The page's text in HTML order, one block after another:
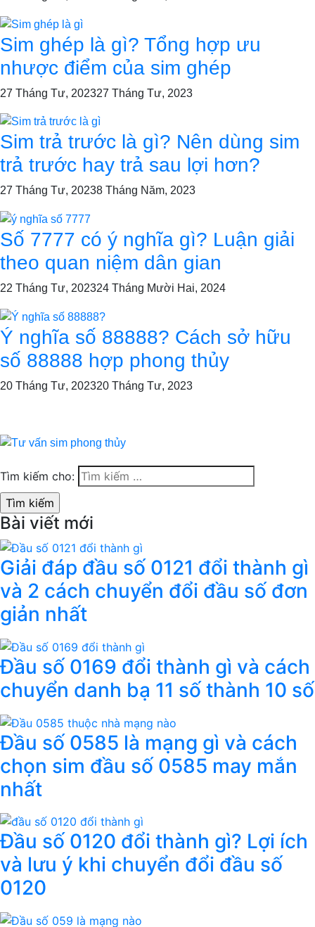
Sim ghép là gì? Tổng hợp ưu
nhược điểm của sim ghép
27 Tháng Tư, 202327 Tháng Tư, 2023
Sim trả trước là gì? Nên dùng sim
trả trước hay trả sau lợi hơn?
27 Tháng Tư, 20238 Tháng Năm, 2023
Số 7777 có ý nghĩa gì? Luận giải
theo quan niệm dân gian
22 Tháng Tư, 202324 Tháng Mười Hai, 2024
Ý nghĩa số 88888? Cách sở hữu
số 88888 hợp phong thủy
20 Tháng Tư, 202320 Tháng Tư, 2023
Tìm kiếm cho:
Bài viết mới
Giải đáp đầu số 0121 đổi thành gì
và 2 cách chuyển đổi đầu số đơn
giản nhất
Đầu số 0169 đổi thành gì và cách
chuyển danh bạ 11 số thành 10 số
Đầu số 0585 là mạng gì và cách
chọn sim đầu số 0585 may mắn
nhất
Đầu số 0120 đổi thành gì? Lợi ích
và lưu ý khi chuyển đổi đầu số
0120